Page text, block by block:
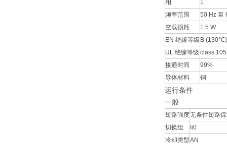
相
1
频率范围
50 Hz 至
空载损耗
1.5 W
EN 绝缘等级 B (130°C)
UL 绝缘等级 class 105
接通时间
99%
导体材料
铜
运行条件
一般
短路强度无条件短路
切换组
Ii0
冷却类型AN